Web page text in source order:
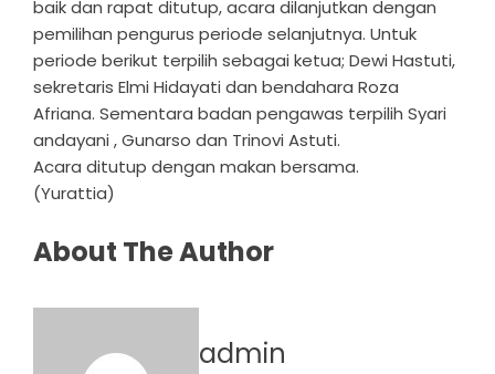
baik dan rapat ditutup, acara dilanjutkan dengan
pemilihan pengurus periode selanjutnya. Untuk
periode berikut terpilih sebagai ketua; Dewi Hastuti,
sekretaris Elmi Hidayati dan bendahara Roza
Afriana. Sementara badan pengawas terpilih Syari
andayani , Gunarso dan Trinovi Astuti.
Acara ditutup dengan makan bersama.
(Yurattia)
About The Author
admin